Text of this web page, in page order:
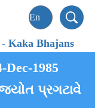
-Kaka Bhajans
Dec-1985
પ્રગટાવે